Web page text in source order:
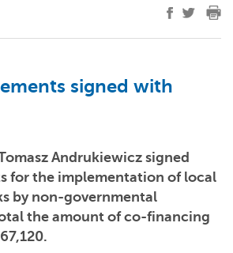
signed with
Andrukiewicz signed
for the implementation of local
by non-governmental
the amount of co-financing
.